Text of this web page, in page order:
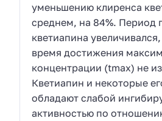
уменьшению клиренса
среднем, на 84%. Период
кветиапина
время достижения
концентрации (tmax) не
Кветиапин и некоторые
обладают слабой
активностью по